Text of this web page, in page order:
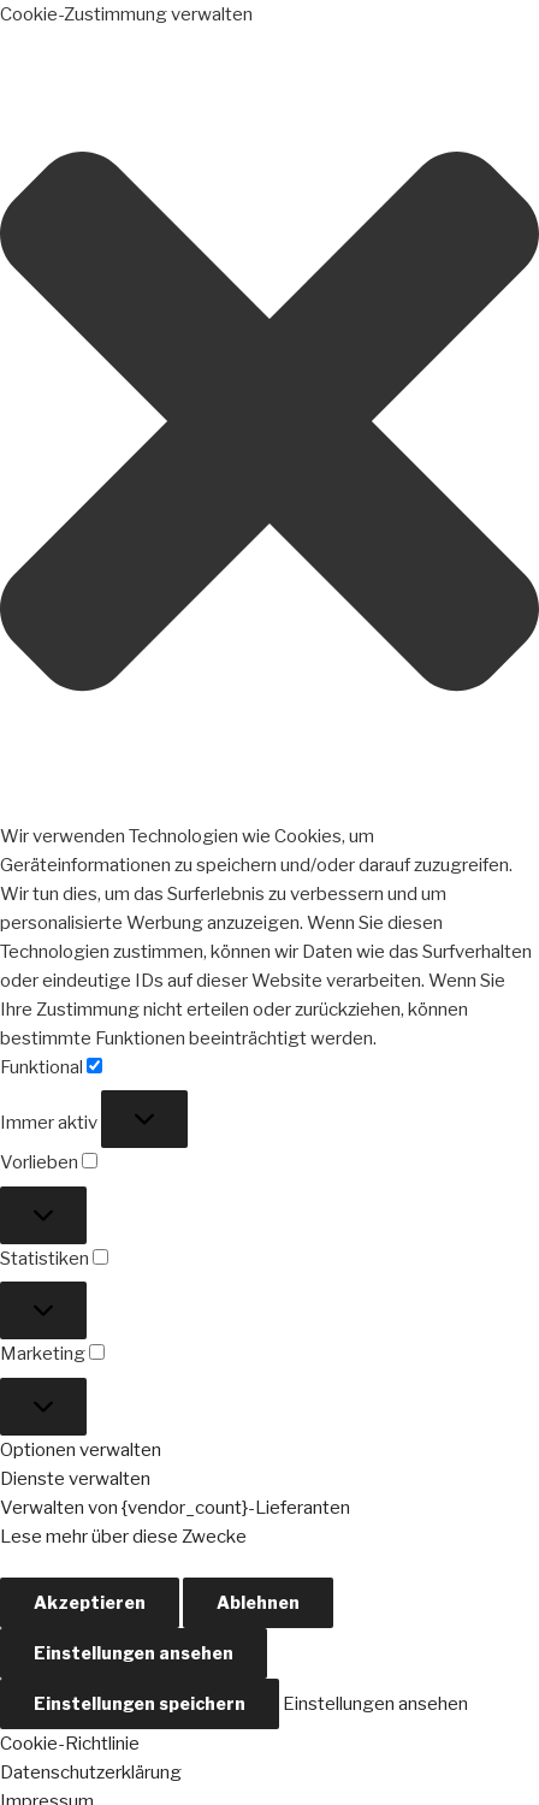
Cookie-Zustimmung verwalten
Wir verwenden Technologien wie Cookies, um
Geräteinformationen zu speichern und/oder darauf zuzugreifen.
Wir tun dies, um das Surferlebnis zu verbessern und um
personalisierte Werbung anzuzeigen. Wenn Sie diesen
Technologien zustimmen, können wir Daten wie das Surfverhalten
oder eindeutige IDs auf dieser Website verarbeiten. Wenn Sie
Ihre Zustimmung nicht erteilen oder zurückziehen, können
bestimmte Funktionen beeinträchtigt werden.
Funktional
Immer aktiv
Vorlieben
Statistiken
Marketing
Optionen verwalten
Dienste verwalten
Verwalten von {vendor_count}-Lieferanten
Lese mehr über diese Zwecke
Akzeptieren Ablehnen
Einstellungen ansehen
Einstellungen speichern
Einstellungen ansehen
Cookie-Richtlinie
Datenschutzerklärung